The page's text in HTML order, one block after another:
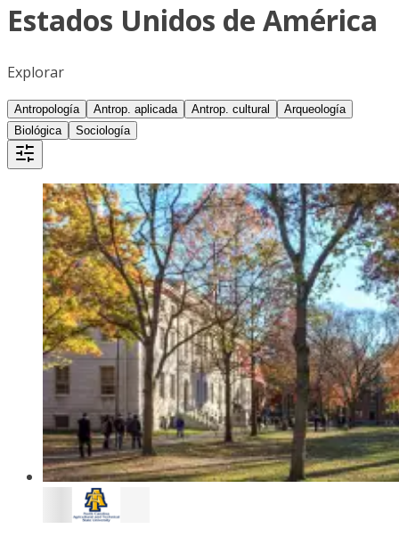
Estados Unidos de América
Explorar
Antropología Antrop. aplicada Antrop. cultural
Arqueología
Biológica
Sociología